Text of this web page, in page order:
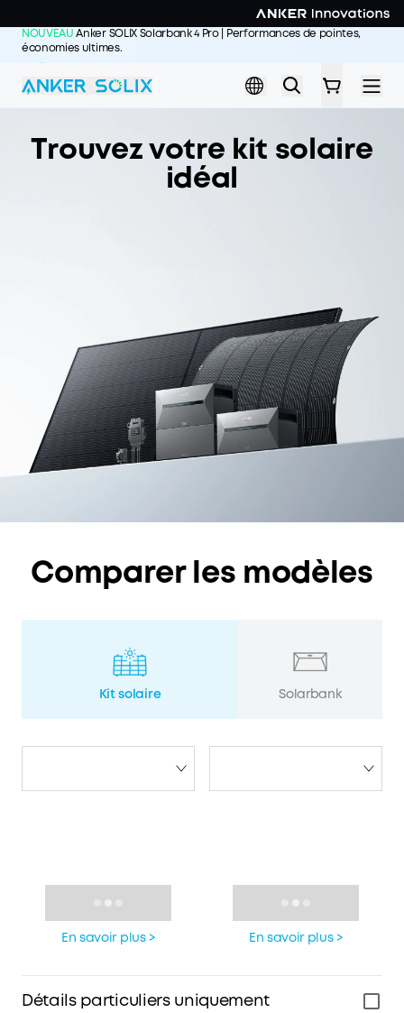
NOUVEAU Anker SOLIX Solarbank 4 Pro | Performances de pointes,
économies ultimes.
Trouvez votre kit solaire
idéal
Comparer les modèles
Kit solaire Solarbank
En savoir plus > En savoir plus >
Détails particuliers uniquement